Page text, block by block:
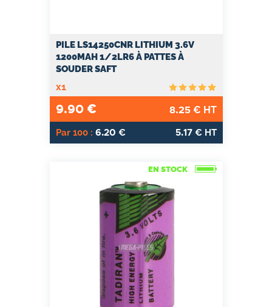
PILE LS14250CNR LITHIUM 3.6V
1200MAH 1/2LR6 À PATTES À
SOUDER SAFT
x1
9.90€ 8.25€ HT
Par 100 : 6.20 € 5.17€ HT
EN STOCK